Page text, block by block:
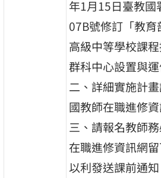
年1月15日臺教
07B號修訂「教
高級中等學校課
群科中心設置與
二、詳細實施計
國教師在職進修
三、請報名教師
在職進修資訊網
以利發送課前通知